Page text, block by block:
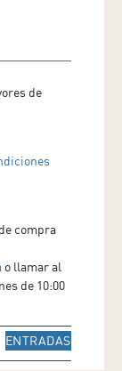
de
compra
o llamar al
de 10:00
ENTRADASIR A